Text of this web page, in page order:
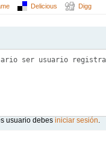
Delicious Digg
usuario debes iniciar sesión.